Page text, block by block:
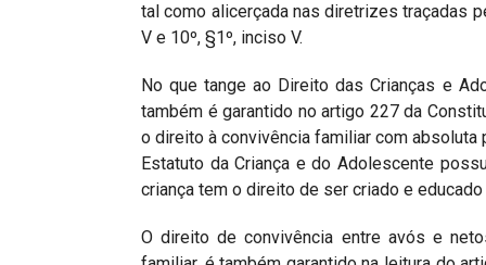
tal como alicerçada nas diretrizes traçadas
V e 10º, §1º, inciso V.
No que tange ao Direito das Crianças e
também é garantido no artigo 227 da
o direito à convivência familiar com
Estatuto da Criança e do Adolescente
criança tem o direito de ser criado e
O direito de convivência entre avós e